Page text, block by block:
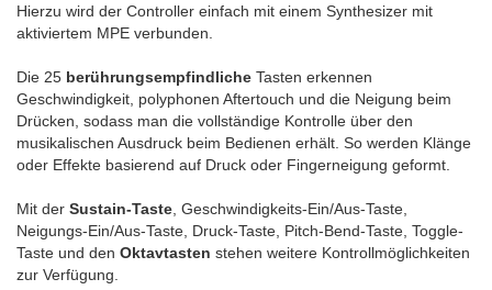
Hierzu wird der Controller einfach mit einem Synthesizer mit
aktiviertem MPE verbunden.
Die 25 berührungsempfindliche Tasten erkennen
Geschwindigkeit, polyphonen Aftertouch und die Neigung beim
Drücken, sodass man die vollständige Kontrolle über den
musikalischen Ausdruck beim Bedienen erhält. So werden Klänge
oder Effekte basierend auf Druck oder Fingerneigung geformt.
Mit der Sustain-Taste , Geschwindigkeits-Ein/Aus-Taste,
Neigungs-Ein/Aus-Taste, Druck-Taste, Pitch-Bend-Taste, Toggle-
Taste und den Oktavtasten stehen weitere Kontrollmöglichkeiten
zur Verfügung.